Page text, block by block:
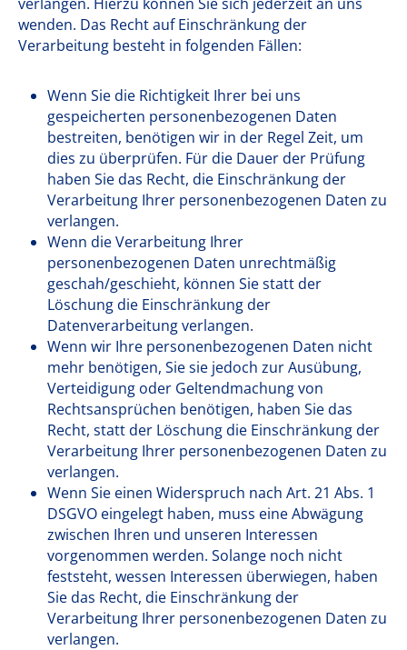
wenden. Das Recht auf Einschränkung der
Verarbeitung besteht in folgenden Fällen:
Wenn Sie die Richtigkeit Ihrer bei uns
gespeicherten personenbezogenen Daten
bestreiten, benötigen wir in der Regel Zeit, um
dies zu überprüfen. Für die Dauer der Prüfung
haben Sie das Recht, die Einschränkung der
Verarbeitung Ihrer personenbezogenen Daten zu
verlangen.
Wenn die Verarbeitung Ihrer
personenbezogenen Daten unrechtmäßig
geschah/geschieht, können Sie statt der
Löschung die Einschränkung der
Datenverarbeitung verlangen.
Wenn wir Ihre personenbezogenen Daten nicht
mehr benötigen, Sie sie jedoch zur Ausübung,
Verteidigung oder Geltendmachung von
Rechtsansprüchen benötigen, haben Sie das
Recht, statt der Löschung die Einschränkung der
Verarbeitung Ihrer personenbezogenen Daten zu
verlangen.
Wenn Sie einen Widerspruch nach Art. 21 Abs. 1
DSGVO eingelegt haben, muss eine Abwägung
zwischen Ihren und unseren Interessen
vorgenommen werden. Solange noch nicht
feststeht, wessen Interessen überwiegen, haben
Sie das Recht, die Einschränkung der
Verarbeitung Ihrer personenbezogenen Daten zu
verlangen.